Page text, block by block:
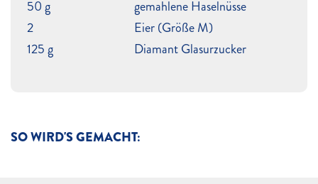
SO WIRD'S GEMACHT:
50 g
gemahlene Haselnüsse
2
Eier (Größe M)
125 g
Diamant Glasurzucker